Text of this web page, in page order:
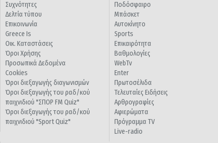
Συχνότητες
Δελτία τύπου
Επικοινωνία
Greece Is
Οικ. Καταστάσεις
Όροι Χρήσης
Προσωπικά Δεδομένα
Cookies
Όροι διεξαγωγής διαγωνισμών
Όροι διεξαγωγής του ραδ/κού
παιχνιδιού "ΣΠΟΡ FM Quiz"
Όροι διεξαγωγής του ραδ/κού
παιχνιδιού "Sport Quiz"
Ποδόσφαιρο
Μπάσκετ
Αυτοκίνητο
Sports
Επικαιρότητα
Βαθμολογίες
WebTv
Enter
Πρωτοσέλιδα
Τελευταίες Ειδήσεις
Αρθρογραφίες
Αφιερώματα
Πρόγραμμα TV
Live-radio